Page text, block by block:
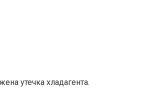
утечка хладагента.